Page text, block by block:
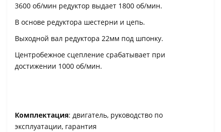
3600 об/мин редуктор выдает 1800 об/мин.
В основе редуктора шестерни и цепь.
Выходной вал редуктора 22мм под шпонку.
Центробежное сцепление срабатывает при
достижении 1000 об/мин.
Комплектация: двигатель, руководство по
эксплуатации, гарантия